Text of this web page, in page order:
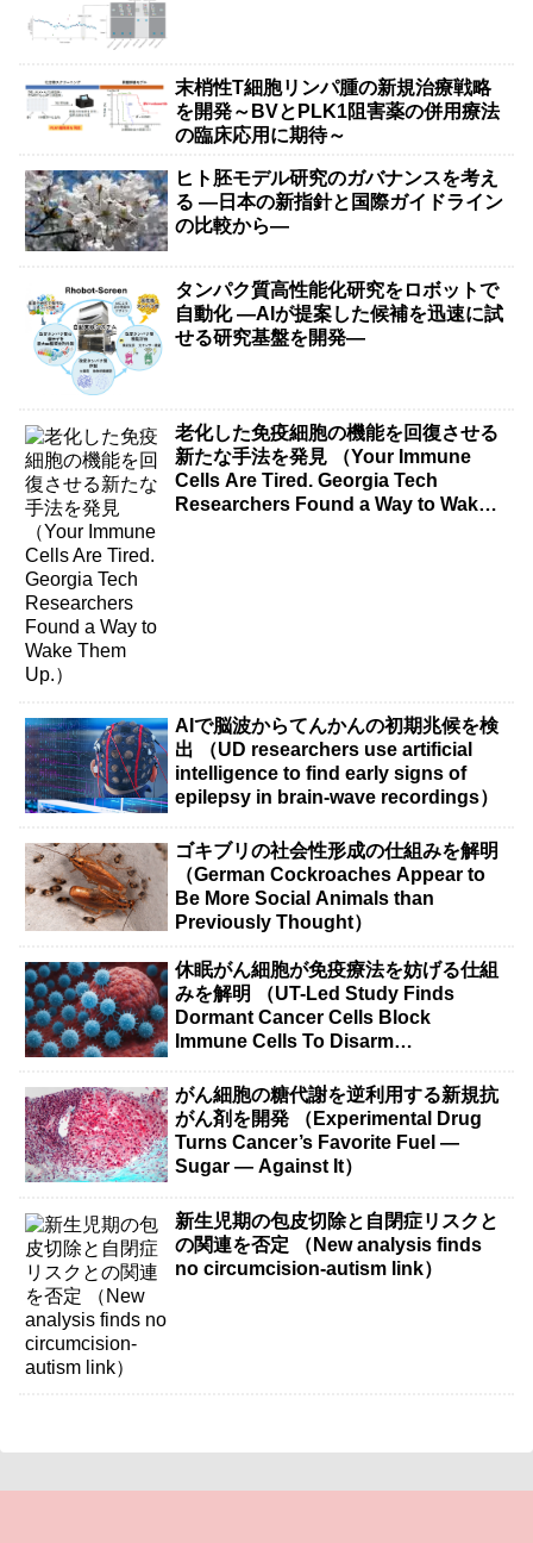
末梢性T細胞リンパ腫の新規治療戦略
を開発～BVとPLK1阻害薬の併用療法
の臨床応用に期待～
ヒト胚モデル研究のガバナンスを考え
る ―日本の新指針と国際ガイドライン
の比較から―
タンパク質高性能化研究をロボットで
自動化 ―AIが提案した候補を迅速に試
せる研究基盤を開発―
老化した免疫細胞の機能を回復させる
新たな手法を発見 （Your Immune
Cells Are Tired. Georgia Tech
Researchers Found a Way to Wake
AIで脳波からてんかんの初期兆候を検
出 （UD researchers use artificial
intelligence to find early signs of
epilepsy in brain-wave recordings）
ゴキブリの社会性形成の仕組みを解明
（German Cockroaches Appear to
Be More Social Animals than
Previously Thought）
休眠がん細胞が免疫療法を妨げる仕組
みを解明 （UT-Led Study Finds
Dormant Cancer Cells Block
Immune Cells To Disarm
がん細胞の糖代謝を逆利用する新規抗
がん剤を開発 （Experimental Drug
Turns Cancer’s Favorite Fuel —
Sugar — Against It）
新生児期の包皮切除と自閉症リスクと
の関連を否定 （New analysis finds
no circumcision-autism link）